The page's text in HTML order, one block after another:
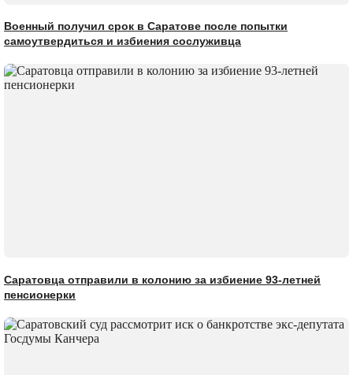
Военный получил срок в Саратове после попытки
самоутвердиться и избиения сослуживца
Саратовца отправили в колонию за избиение 93-летней
пенсионерки